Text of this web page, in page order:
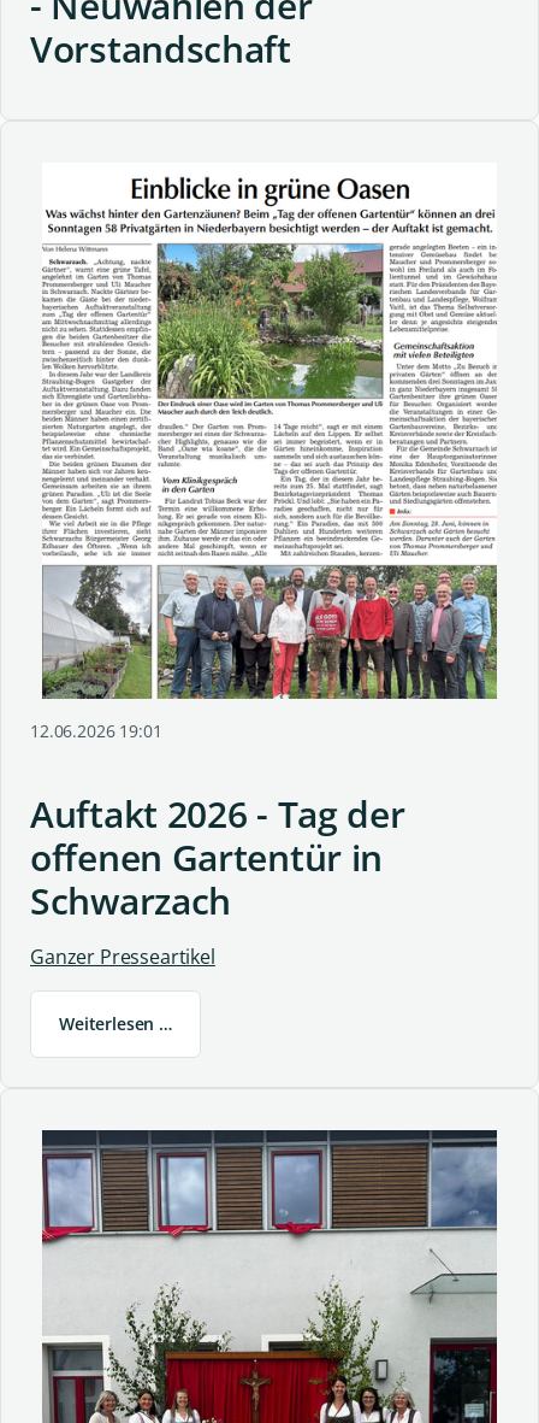
Vorstandschaft
12.06.2026 19:01
Auftakt 2026 - Tag der
offenen Gartentür in
Schwarzach
Ganzer Presseartikel
Weiterlesen …